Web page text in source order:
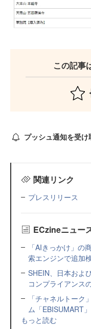
この記事
プッシュ通知を受け
関連リンク
プレスリリース
ECzineニュー
「AIきっかけ」の
索エンジンで追加
SHEIN、日本およ
コンプライアンス
「チャネルトーク
ム「EBISUMART
もっと読む